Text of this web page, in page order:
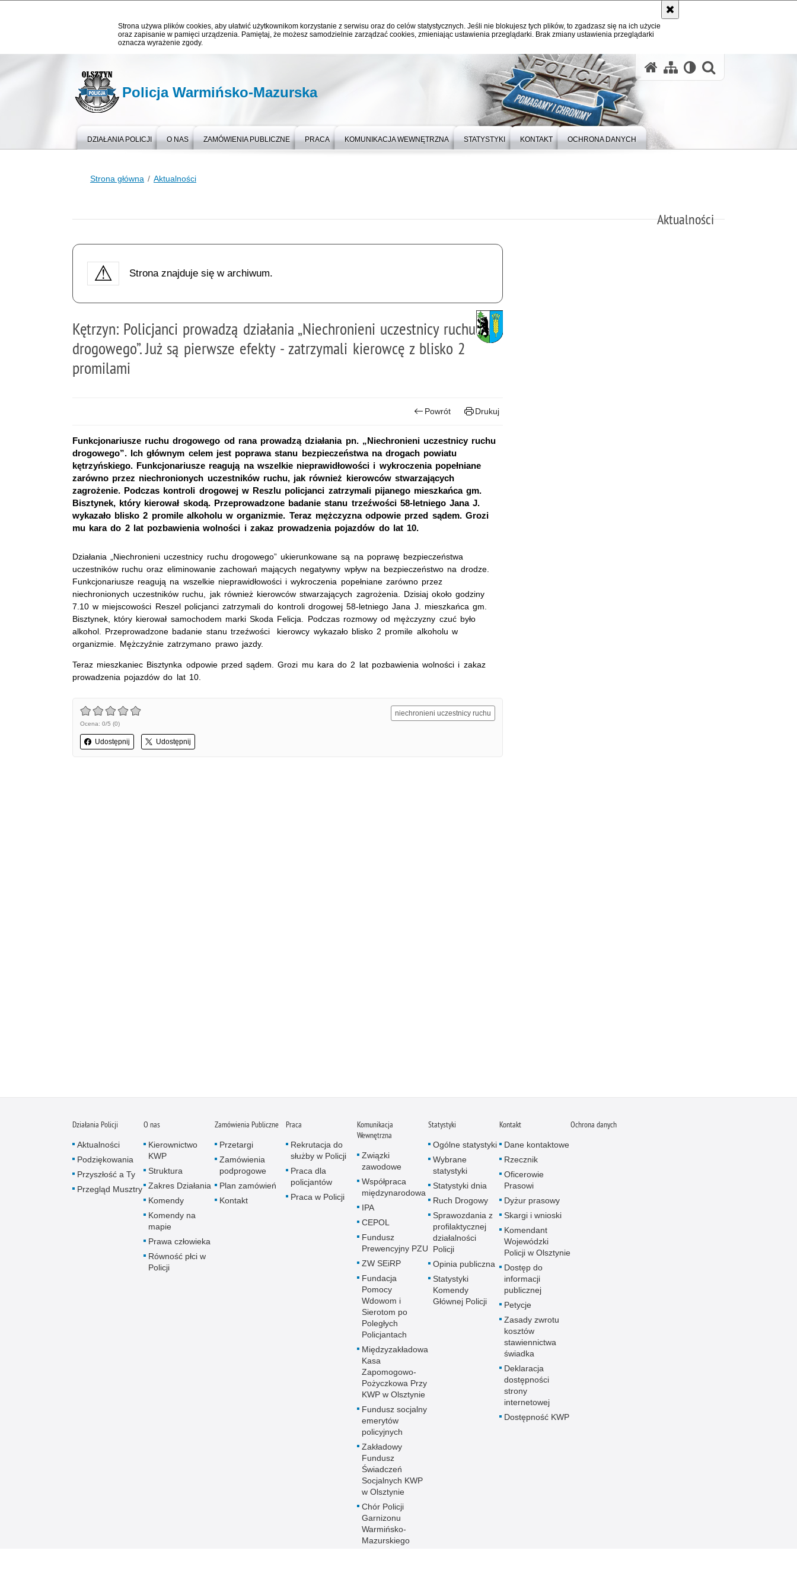
Strona używa plików cookies, aby ułatwić użytkownikom korzystanie z serwisu oraz do celów statystycznych. Jeśli nie blokujesz tych plików, to zgadzasz się na ich użycie
oraz zapisanie w pamięci urządzenia. Pamiętaj, że możesz samodzielnie zarządzać cookies, zmieniając ustawienia przeglądarki. Brak zmiany ustawienia przeglądarki
oznacza wyrażenie zgody.
Policja Warmińsko-Mazurska
DZIAŁANIA POLICJI O NAS ZAMÓWIENIA PUBLICZNE PRACA KOMUNIKACJA WEWNĘTRZNA STATYSTYKI KONTAKT OCHRONA DANYCH
Strona główna Aktualności
Aktualności
Strona znajduje się w archiwum.
Kętrzyn: Policjanci prowadzą działania „Niechronieni uczestnicy ruchu
drogowego”. Już są pierwsze efekty - zatrzymali kierowcę z blisko 2
promilami
Powrót Drukuj
Funkcjonariusze ruchu drogowego od rana prowadzą działania pn. „Niechronieni uczestnicy ruchu
drogowego”. Ich głównym celem jest poprawa stanu bezpieczeństwa na drogach powiatu
kętrzyńskiego. Funkcjonariusze reagują na wszelkie nieprawidłowości i wykroczenia popełniane
zarówno przez niechronionych uczestników ruchu, jak również kierowców stwarzających
zagrożenie. Podczas kontroli drogowej w Reszlu policjanci zatrzymali pijanego mieszkańca gm.
Bisztynek, który kierował skodą. Przeprowadzone badanie stanu trzeźwości 58-letniego Jana J.
wykazało blisko 2 promile alkoholu w organizmie. Teraz mężczyzna odpowie przed sądem. Grozi
mu kara do 2 lat pozbawienia wolności i zakaz prowadzenia pojazdów do lat 10.
Działania „Niechronieni uczestnicy ruchu drogowego” ukierunkowane są na poprawę bezpieczeństwa
uczestników ruchu oraz eliminowanie zachowań mających negatywny wpływ na bezpieczeństwo na drodze.
Funkcjonariusze reagują na wszelkie nieprawidłowości i wykroczenia popełniane zarówno przez
niechronionych uczestników ruchu, jak również kierowców stwarzających zagrożenia. Dzisiaj około godziny
7.10 w miejscowości Reszel policjanci zatrzymali do kontroli drogowej 58-letniego Jana J. mieszkańca gm.
Bisztynek, który kierował samochodem marki Skoda Felicja. Podczas rozmowy od mężczyzny czuć było
alkohol. Przeprowadzone badanie stanu trzeźwości kierowcy wykazało blisko 2 promile alkoholu w
organizmie. Mężczyźnie zatrzymano prawo jazdy.
Teraz mieszkaniec Bisztynka odpowie przed sądem. Grozi mu kara do 2 lat pozbawienia wolności i zakaz
prowadzenia pojazdów do lat 10.
Ocena: 0/5 (0)
Udostępnij Udostępnij
niechronieni uczestnicy ruchu
Działania Policji
Aktualności
Podziękowania
Przyszłość a Ty
Przegląd Musztry
O nas
Kierownictwo
KWP
Struktura
Zakres Działania
Komendy
Komendy na
mapie
Prawa człowieka
Równość płci w
Policji
Zamówienia Publiczne
Przetargi
Zamówienia
podprogowe
Plan zamówień
Kontakt
Praca
Rekrutacja do
służby w Policji
Praca dla
policjantów
Praca w Policji
Komunikacja
Wewnętrzna
Związki
zawodowe
Współpraca
międzynarodowa
IPA
CEPOL
Fundusz
Prewencyjny PZU
ZW SEiRP
Fundacja
Pomocy
Wdowom i
Sierotom po
Poległych
Policjantach
Międzyzakładowa
Kasa
Zapomogowo-
Pożyczkowa Przy
KWP w Olsztynie
Fundusz socjalny
emerytów
policyjnych
Zakładowy
Fundusz
Świadczeń
Socjalnych KWP
w Olsztynie
Chór Policji
Garnizonu
Warmińsko-
Mazurskiego
Statystyki
Ogólne statystyki
Wybrane
statystyki
Statystyki dnia
Ruch Drogowy
Sprawozdania z
profilaktycznej
działalności
Policji
Opinia publiczna
Statystyki
Komendy
Głównej Policji
Kontakt
Dane kontaktowe
Rzecznik
Oficerowie
Prasowi
Dyżur prasowy
Skargi i wnioski
Komendant
Wojewódzki
Policji w Olsztynie
Dostęp do
informacji
publicznej
Petycje
Zasady zwrotu
kosztów
stawiennictwa
świadka
Deklaracja
dostępności
strony
internetowej
Dostępność KWP
Ochrona danych